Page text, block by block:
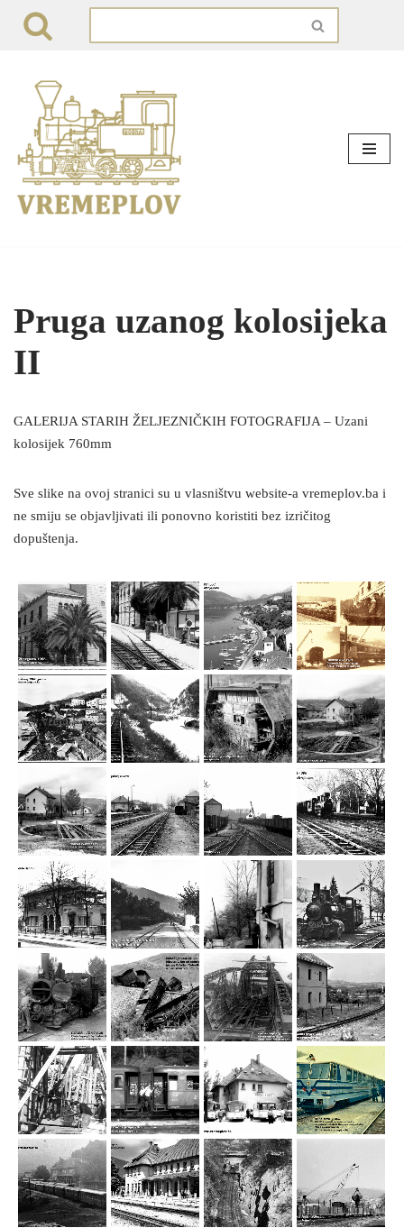
content
Pruga uzanog kolosijeka
II
GALERIJA STARIH ŽELJEZNIČKIH FOTOGRAFIJA – Uzani
kolosijek 760mm
Sve slike na ovoj stranici su u vlasništvu website-a vremeplov.ba i
ne smiju se objavljivati ili ponovno koristiti bez izričitog
dopuštenja.